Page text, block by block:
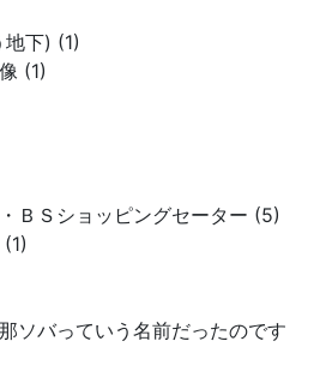
下) (1)
(1)
ＢＳショッピングセーター (5)
ソバっていう名前だったのです